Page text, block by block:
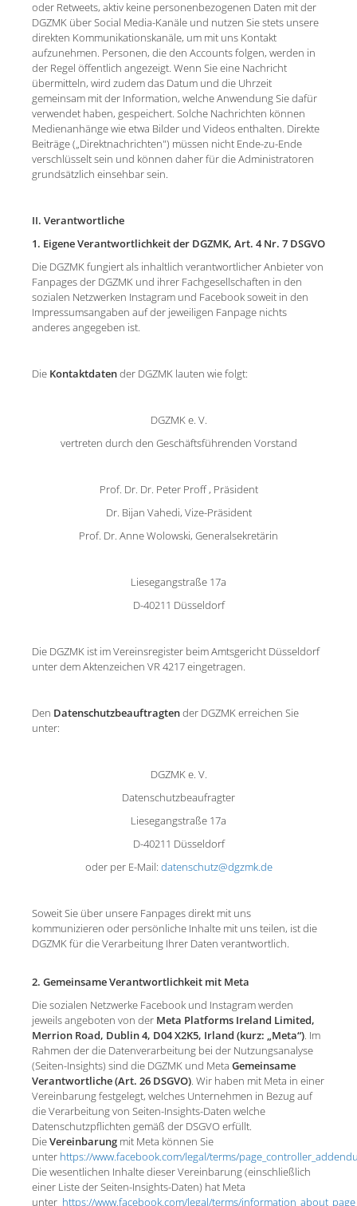
oder Retweets, aktiv keine personenbezogenen Daten mit der
DGZMK über Social Media-Kanäle und nutzen Sie stets unsere
direkten Kommunikationskanäle, um mit uns Kontakt
aufzunehmen. Personen, die den Accounts folgen, werden in
der Regel öffentlich angezeigt. Wenn Sie eine Nachricht
übermitteln, wird zudem das Datum und die Uhrzeit
gemeinsam mit der Information, welche Anwendung Sie dafür
verwendet haben, gespeichert. Solche Nachrichten können
Medienanhänge wie etwa Bilder und Videos enthalten. Direkte
Beiträge („Direktnachrichten") müssen nicht Ende-zu-Ende
verschlüsselt sein und können daher für die Administratoren
grundsätzlich einsehbar sein.
II. Verantwortliche
1. Eigene Verantwortlichkeit der DGZMK, Art. 4 Nr. 7 DSGVO
Die DGZMK fungiert als inhaltlich verantwortlicher Anbieter von
Fanpages der DGZMK und ihrer Fachgesellschaften in den
sozialen Netzwerken Instagram und Facebook soweit in den
Impressumsangaben auf der jeweiligen Fanpage nichts
anderes angegeben ist.
Die Kontaktdatender DGZMK lauten wie folgt:
DGZMK e. V.
vertreten durch den Geschäftsführenden Vorstand
Prof. Dr. Dr. Peter Proff , Präsident
Dr. Bijan Vahedi, Vize-Präsident
Prof. Dr. Anne Wolowski, Generalsekretärin
Liesegangstraße 17a
D-40211 Düsseldorf
Die DGZMK ist im Vereinsregister beim Amtsgericht Düsseldorf
unter dem Aktenzeichen VR 4217 eingetragen.
Den Datenschutzbeauftragtender DGZMK erreichen Sie
unter:
DGZMK e. V.
Datenschutzbeaufragter
Liesegangstraße 17a
D-40211 Düsseldorf
oder per E-Mail: datenschutz@dgzmk.de
Soweit Sie über unsere Fanpages direkt mit uns
kommunizieren oder persönliche Inhalte mit uns teilen, ist die
DGZMK für die Verarbeitung Ihrer Daten verantwortlich.
2. Gemeinsame Verantwortlichkeit mit Meta
Die sozialen Netzwerke Facebook und Instagram werden
jeweils angeboten von der Meta Platforms Ireland Limited,
Merrion Road, Dublin 4, D04 X2K5, Irland (kurz: „Meta“). Im
Rahmen der die Datenverarbeitung bei der Nutzungsanalyse
(Seiten-Insights) sind die DGZMK und Meta Gemeinsame
Verantwortliche (Art. 26 DSGVO). Wir haben mit Meta in einer
Vereinbarung festgelegt, welches Unternehmen in Bezug auf
die Verarbeitung von Seiten-Insights-Daten welche
Datenschutzpflichten gemäß der DSGVO erfüllt.
DieVereinbarungmit Meta können Sie
unter https://www.facebook.com/legal/terms/
Die wesentlichen Inhalte dieser Vereinbarung (einschließlich
einer Liste der Seiten-Insights-Daten) hat Meta
unter https://www.facebook.com/legal/terms/